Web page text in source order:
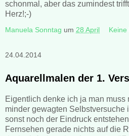
schonmal, aber das zumindest
Herz!;-)
Manuela Sonntag um 28 April Keine
24.04.2014
Aquarellmalen der 1.
Eigentlich denke ich ja man
minder gewagten Selbstversuche
sonst noch der Eindruck
Fernsehen gerade nichts auf die